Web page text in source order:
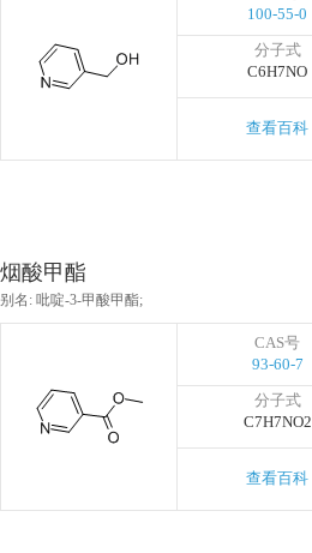
100-55-0
分子式
C6H7NO
查看百科
烟酸甲酯
别名: 吡啶-3-甲酸甲酯;
CAS号
93-60-7
分子式
C7H7NO2
查看百科